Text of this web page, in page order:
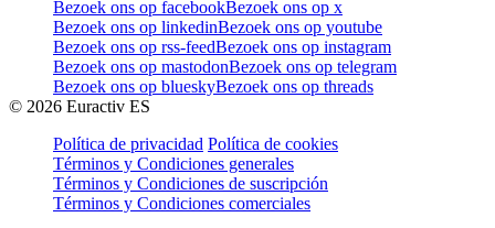
Bezoek ons op facebookBezoek ons op x
Bezoek ons op linkedinBezoek ons op youtube
Bezoek ons op rss-feedBezoek ons op instagram
Bezoek ons op mastodonBezoek ons op telegram
Bezoek ons op blueskyBezoek ons op threads
© 2026 Euractiv ES
Política de privacidad Política de cookies
Términos y Condiciones generales
Términos y Condiciones de suscripción
Términos y Condiciones comerciales